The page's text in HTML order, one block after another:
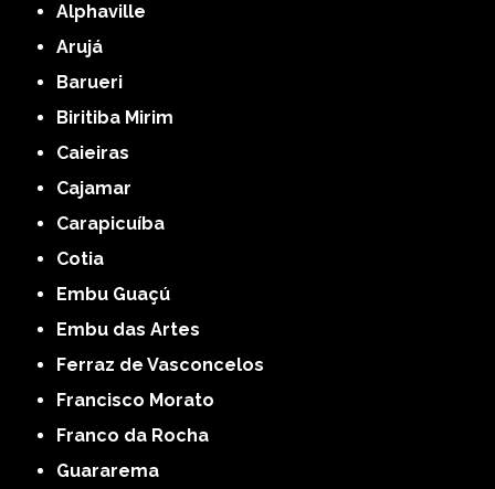
Alphaville
Arujá
Barueri
Biritiba Mirim
Caieiras
Cajamar
Carapicuíba
Cotia
Embu Guaçú
Embu das Artes
Ferraz de Vasconcelos
Francisco Morato
Franco da Rocha
Guararema